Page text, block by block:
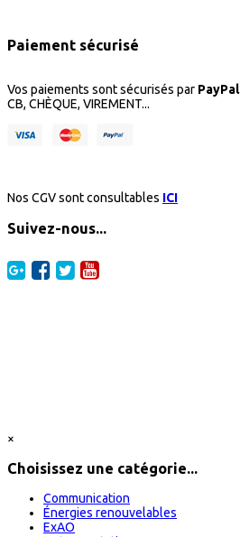
Paiement sécurisé
Vos paiements sont sécurisés par PayPal
CB, CHÈQUE, VIREMENT...
Nos CGV sont consultables ICI
Suivez-nous...
×
Choisissez une catégorie...
Communication
Énergies renouvelables
ExAO